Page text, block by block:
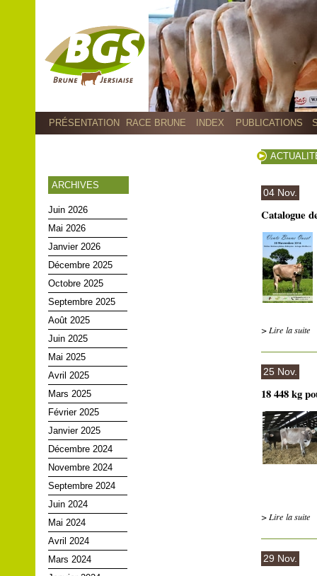
PRÉSENTATION RACE BRUNE INDEX PUBLICATIONS
ARCHIVES
Juin 2026
Mai 2026
Janvier 2026
Décembre 2025
Octobre 2025
Septembre 2025
Août 2025
Juin 2025
Mai 2025
Avril 2025
Mars 2025
Février 2025
Janvier 2025
Décembre 2024
Novembre 2024
Septembre 2024
Juin 2024
Mai 2024
Avril 2024
Mars 2024
04 Nov.
Catalogue
> Lire la suite
25 Nov.
18 448 kg
> Lire la suite
29 Nov.